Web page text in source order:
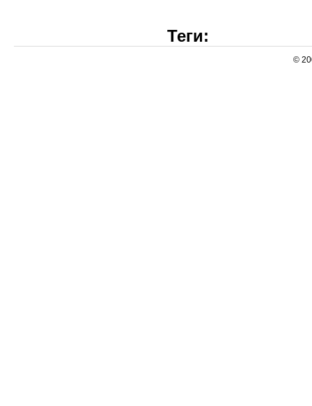
Теги:
©